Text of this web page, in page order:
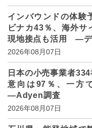
インバウンドの体験
ビナカ43％、海外サ
現地接点も活用 ―デ
2026年08月07日
日本の小売事業者
意向は97％、一方
―Adyen調査
2026年08月07日